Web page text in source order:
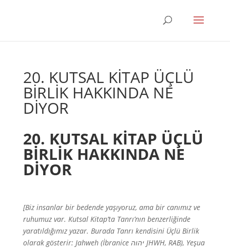
20. KUTSAL KİTAP ÜÇLÜ
BİRLİK HAKKINDA NE
DİYOR
20. KUTSAL KİTAP ÜÇLÜ
BİRLİK HAKKINDA NE
DİYOR
[Biz insanlar bir bedende yaşıyoruz, ama bir canımız ve
ruhumuz var. Kutsal Kitap’ta Tanrı’nın benzerliğinde
yaratıldığımız yazar. Burada Tanrı kendisini Üçlü Birlik
olarak gösterir: Jahweh (İbranice
יהוה‎JHWH, RAB), Yeşua